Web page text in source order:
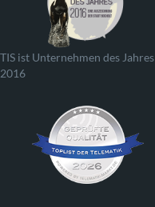
TIS ist Unternehmen des Jahres
2016